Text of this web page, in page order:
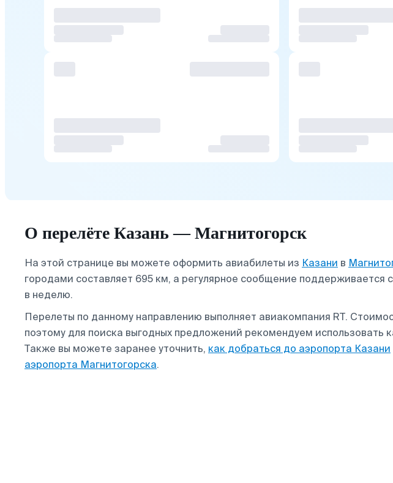
О перелёте Казань — Магнитогорск
На этой странице вы можете оформить авиабилеты из Казани в
городами составляет 695 км, а регулярное сообщение поддерживается
в неделю.
Перелеты по данному направлению выполняет авиакомпания RT.
поэтому для поиска выгодных предложений рекомендуем использовать
Также вы можете заранее уточнить, как добраться до аэропорта Казани
аэропорта Магнитогорска.